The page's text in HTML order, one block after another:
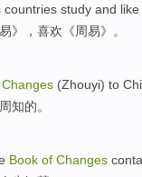
countries study and like
》， 喜欢 《周易》。
Changes (Zhouyi) to
知的。
Book of Changes